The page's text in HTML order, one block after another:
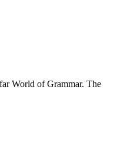
World of Grammar. The